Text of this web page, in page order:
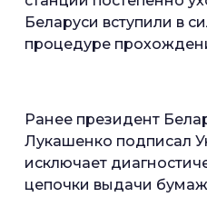
Беларуси вступили в
процедуре
Ранее президент
Лукашенко подписал
исключает
цепочки выдачи